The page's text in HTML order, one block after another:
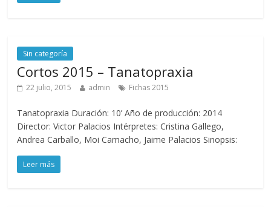
Sin categoría
Cortos 2015 – Tanatopraxia
22 julio, 2015 admin Fichas 2015
Tanatopraxia Duración: 10’ Año de producción: 2014
Director: Victor Palacios Intérpretes: Cristina Gallego,
Andrea Carballo, Moi Camacho, Jaime Palacios Sinopsis:
Leer más